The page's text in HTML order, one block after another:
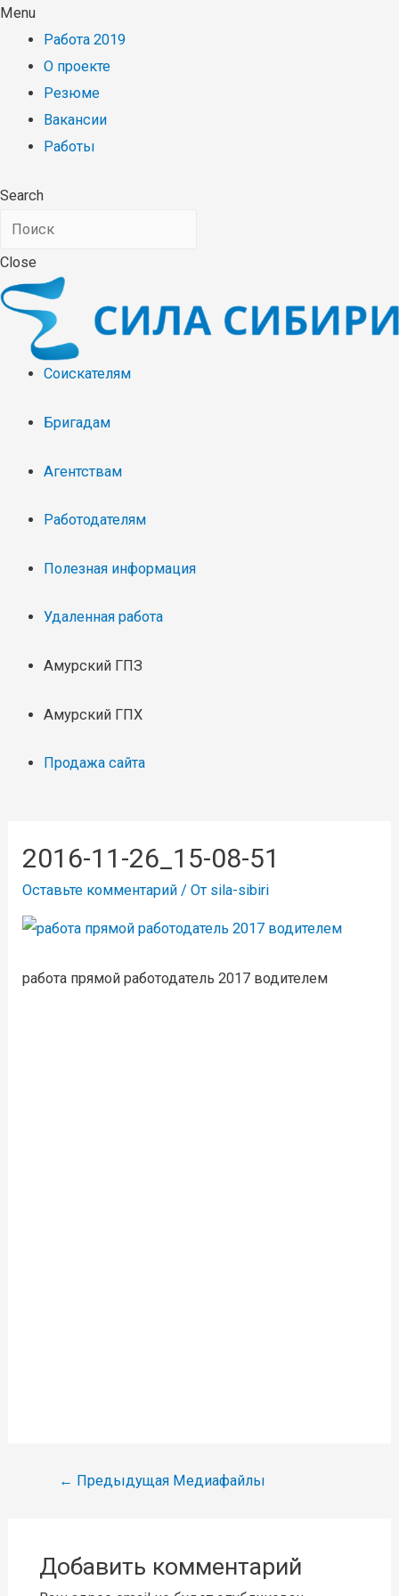
Menu
Работа 2019
О проекте
Резюме
Вакансии
Работы
Search
Close
Соискателям
Бригадам
Агентствам
Работодателям
Полезная информация
Удаленная работа
Амурский ГПЗ
Амурский ГПХ
Продажа сайта
2016-11-26_15-08-51
Оставьте комментарий / От sila-sibiri
работа прямой работодатель 2017 водителем
Навигация
← Предыдущая Медиафайлы
Добавить комментарий